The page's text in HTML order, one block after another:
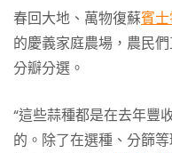
春回大地、萬物復蘇賓
的慶義家庭農場，農民
分瓣分選。
“這些蒜種都是在去年豐
的。除了在選種、分篩